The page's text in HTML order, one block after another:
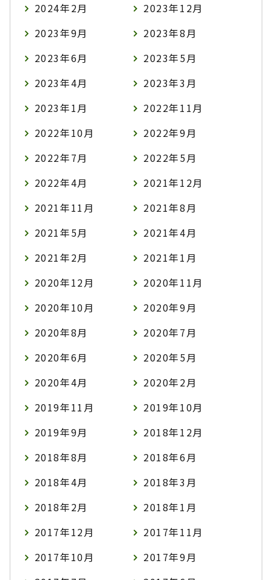
2024年2月
2023年12月
2023年9月
2023年8月
2023年6月
2023年5月
2023年4月
2023年3月
2023年1月
2022年11月
2022年10月
2022年9月
2022年7月
2022年5月
2022年4月
2021年12月
2021年11月
2021年8月
2021年5月
2021年4月
2021年2月
2021年1月
2020年12月
2020年11月
2020年10月
2020年9月
2020年8月
2020年7月
2020年6月
2020年5月
2020年4月
2020年2月
2019年11月
2019年10月
2019年9月
2018年12月
2018年8月
2018年6月
2018年4月
2018年3月
2018年2月
2018年1月
2017年12月
2017年11月
2017年10月
2017年9月